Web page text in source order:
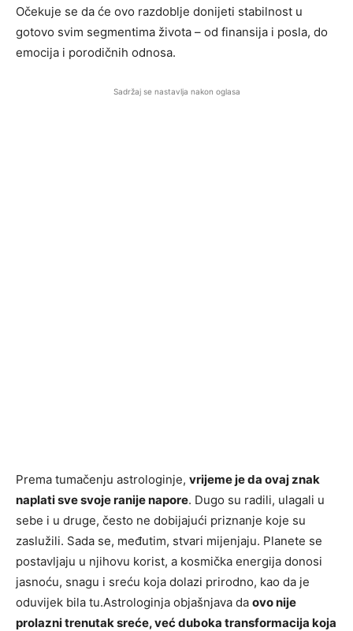
Očekuje se da će ovo razdoblje donijeti stabilnost u
gotovo svim segmentima života – od finansija i posla, do
emocija i porodičnih odnosa.
Sadržaj se nastavlja nakon oglasa
Prema tumačenju astrologinje, vrijeme je da ovaj znak
naplati sve svoje ranije napore. Dugo su radili, ulagali u
sebe i u druge, često ne dobijajući priznanje koje su
zaslužili. Sada se, međutim, stvari mijenjaju. Planete se
postavljaju u njihovu korist, a kosmička energija donosi
jasnoću, snagu i sreću koja dolazi prirodno, kao da je
oduvijek bila tu.Astrologinja objašnjava da ovo nije
prolazni trenutak sreće, već duboka transformacija koja